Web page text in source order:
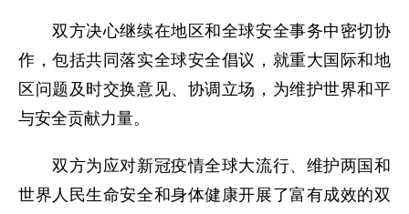
双方决心继续在地区和全球安全事务中密切协
作，包括共同落实全球安全倡议，就重大国际和地
区问题及时交换意见、协调立场，为维护世界和平
与安全贡献力量。
双方为应对新冠疫情全球大流行、维护两国和
世界人民生命安全和身体健康开展了富有成效的双